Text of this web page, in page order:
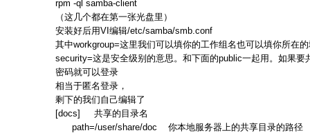
rpm -ql samba-client
（这几个都在第一张光盘里）
安装好后用VI编辑/etc/samba/smb.conf
其中workgroup=这里我们可以填你的工作组名也可以填你所在
security=这是安全级别的意思。和下面的public一起用。如果要
密码就可以登录
相当于匿名登录，
剩下的我们自己编辑了
[docs] 共享的目录名
path=/user/share/doc 你本地服务器上的共享目录的路径